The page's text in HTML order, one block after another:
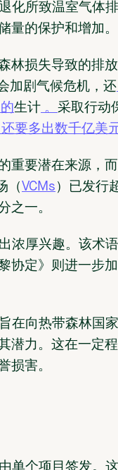
化所致温室气体
量的保护和增加。
林损失导致的排
加剧气候危机，还
生计 。 采取行动
还要多出数千亿美
重要潜在来源，
（ VCMs ）已发行
之一。
浓厚兴趣。该术
协定》则进一步
在向热带森林国
潜力。这在一定
损害。
单个项目签发。